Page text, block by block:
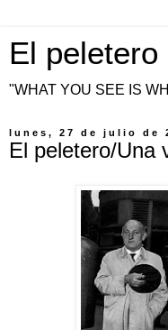
El peletero
"WHAT YOU SEE IS
lunes, 27 de julio de
El peletero/Una